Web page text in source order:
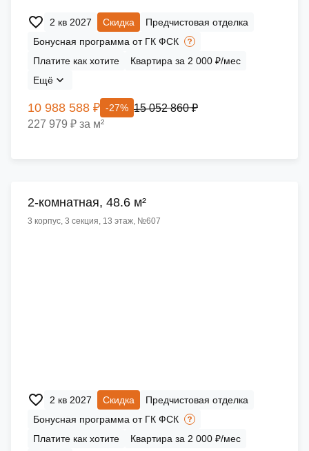
2 кв 2027 Скидка
Предчистовая отделка
Бонусная программа от ГК ФСК
Платите как хотите
Квартира за 2 000 ₽/мес
Ещё
10 988 588 ₽ -27% 15 052 860 ₽
227 979 ₽ за м²
2-комнатная, 48.6 м²
3 корпус, 3 секция, 13 этаж, №607
2 кв 2027 Скидка
Предчистовая отделка
Бонусная программа от ГК ФСК
Платите как хотите
Квартира за 2 000 ₽/мес